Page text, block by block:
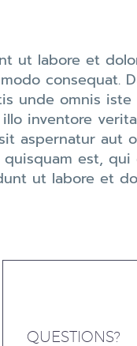
ut labore et
consequat.
unde omnis
inventore
aspernatur aut
est,
ut labore et
QUESTIONS?